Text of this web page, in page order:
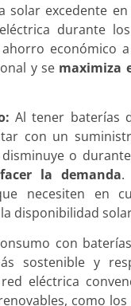
solar excedente
durante
económico
y se maximiza
Al tener baterías
con un
o
la demanda.
necesiten en
disponibilidad
con
sostenible y
eléctrica
como